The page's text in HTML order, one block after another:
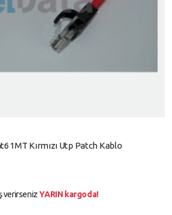
1MT Kırmızı Utp Patch Kablo
verirsenizYARIN kargoda!